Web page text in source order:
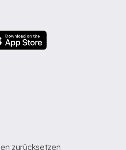
zurücksetzen